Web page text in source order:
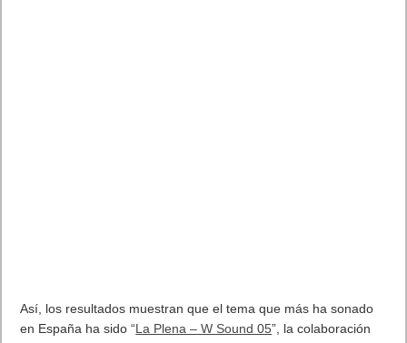
Así, los resultados muestran que el tema que más ha sonado
en España ha sido “La Plena – W Sound 05”, la colaboración